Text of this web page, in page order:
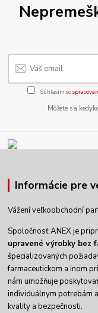
Súhlasím so
Môžete sa
Informácie pre
Vážení veľkoobchodní
Spoločnosť ANEX je
upravené výrobky bez
špecializovaných
farmaceutickom a inom
nám umožňuje
individuálnym potrebám
kvality a bezpečnosti.